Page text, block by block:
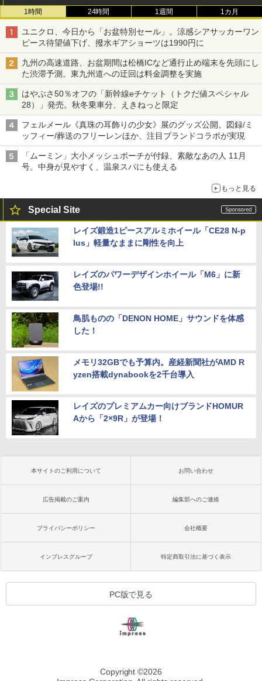
1時間 24時間 1週間 1カ月
ユニクロ、今日から「お盆特別セール」。涼感シアサッカーワン
ピース待望値下げ、撥水ギアショーツは1990円に
九州の高速道路、お盆期間は松橋ICなど通行止め端末を先頭にし
た渋滞予測。東九州道への迂回は料金調整を実施
はやぶさ50％オフの「新幹線eチケット（トクだ値スペシャル
28）」発売。秋冬乗車分、えきねっと限定
フェルメール《真珠の耳飾りの少女》展のグッズ公開。図録/ミ
ッフィー/葬送のフリーレンほか、注目ブランドコラボが実現
「ムーミン」大小メッシュポーチが付録、素敵なあの人 11月
号。中身が見やすく、温泉スパにも使える
もっと見る
Special Site
レイズ鍛造1ピースアルミホイール「CE28 N-p
lus」軽量なままに剛性を向上
レイズのパワーデザインホイール「M6」に新
色登場!!
鳥肌ものの「DENON HOME」サウンドを体感
した！
メモリ32GBでも予算内。産経新聞社がAMD R
yzen搭載dynabookを2千台導入
レイズのプレミアムカー向けブランドHOMUR
Aから「2×9R」が登場！
本サイトのご利用について お問い合わせ
広告掲載のご案内 編集部へのご連絡
プライバシーポリシー 会社概要
インプレスグループ 特定商取引法に基づく表示
PC版で見る
Copyright ©2026